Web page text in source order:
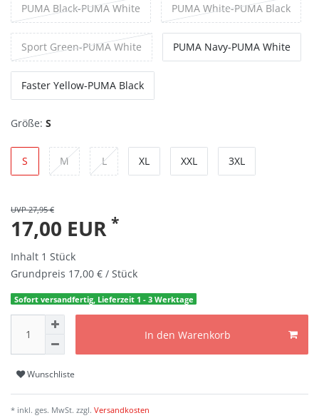
PUMA Black-PUMA White PUMA White-PUMA Black
Sport Green-PUMA White PUMA Navy-PUMA White
Faster Yellow-PUMA Black
Größe: S
S M L XL XXL 3XL
UVP 27,95 €
17,00 EUR *
Inhalt 1 Stück
Grundpreis 17,00 € / Stück
Sofort versandfertig, Lieferzeit 1 - 3 Werktage
In den Warenkorb
Wunschliste
* inkl. ges. MwSt. zzgl. Versandkosten